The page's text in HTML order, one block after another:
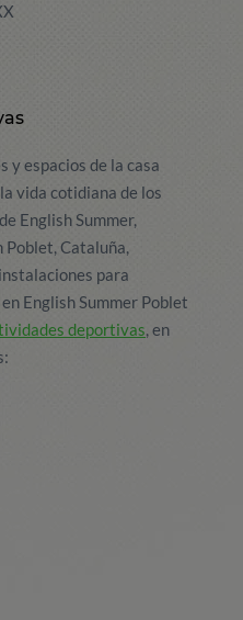
y espacios de la casa
vida cotidiana de los
English Summer,
Poblet, Cataluña,
para
English Summer Poblet
deportivas, en